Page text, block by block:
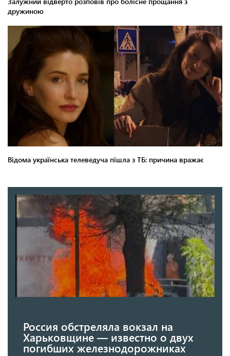
Россия обстреляла вокзал на
Харьковщине — известно о двух
погибших железнодорожниках